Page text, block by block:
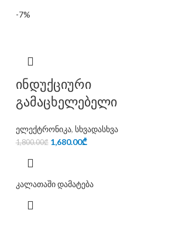
-7%
ინდუქციური
გამაცხელებელი
ელექტრონიკა, სხვადასხვა
1,800.00₾ 1,680.00₾
კალათაში დამატება